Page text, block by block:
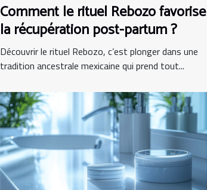
Comment le rituel Rebozo favorise
la récupération post-partum ?
Découvrir le rituel Rebozo, c’est plonger dans une
tradition ancestrale mexicaine qui prend tout...